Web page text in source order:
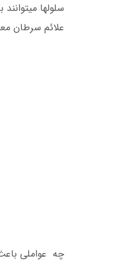
سلولها
علائم سرطان
چه عواملی